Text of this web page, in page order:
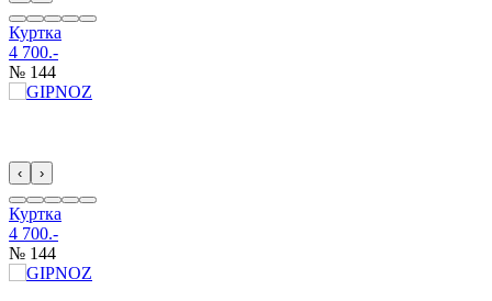
Куртка
4 700.-
№ 144
‹ ›
Куртка
4 700.-
№ 144